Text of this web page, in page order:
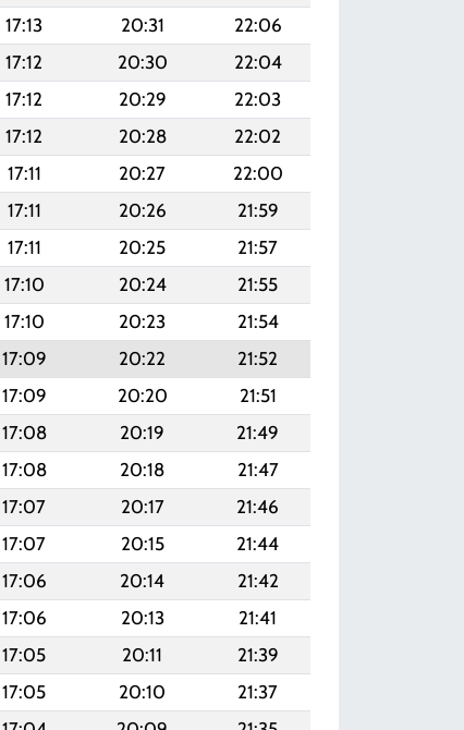
17:13 20:31
22:06
17:12 20:30
22:04
17:12 20:29
22:03
17:12 20:28
22:02
17:11 20:27
22:00
17:11 20:26
21:59
17:11 20:25
21:57
17:10 20:24
21:55
17:10 20:23
21:54
17:09 20:22
21:52
17:09 20:20
21:51
17:08 20:19
21:49
17:08 20:18
21:47
17:07 20:17
21:46
17:07 20:15
21:44
17:06 20:14
21:42
17:06 20:13
21:41
17:05 20:11
21:39
17:05 20:10
21:37